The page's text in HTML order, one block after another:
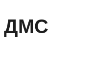
ДМС